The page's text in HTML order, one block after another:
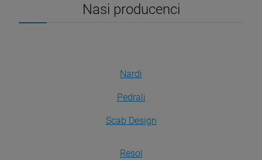
Nasi producenci
Nardi
Pedrali
Scab Design
Resol